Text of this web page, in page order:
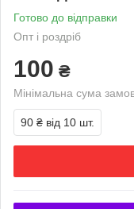
Готово до відправки
Опт і роздріб
100 ₴
Мінімальна сума
90 ₴ від 10 шт.